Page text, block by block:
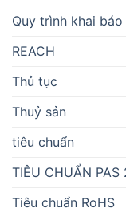
Quy trình khai
REACH
Thủ tục
Thuỷ sản
tiêu chuẩn
TIÊU CHUẨN PAS
Tiêu chuẩn RoHS